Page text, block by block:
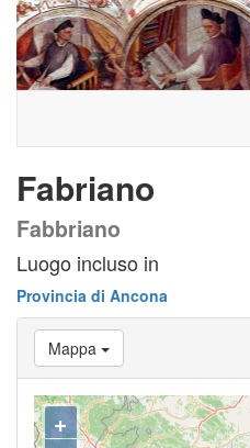
Fabriano
Fabbriano
Luogo incluso in
Provincia di Ancona
Mappa
+